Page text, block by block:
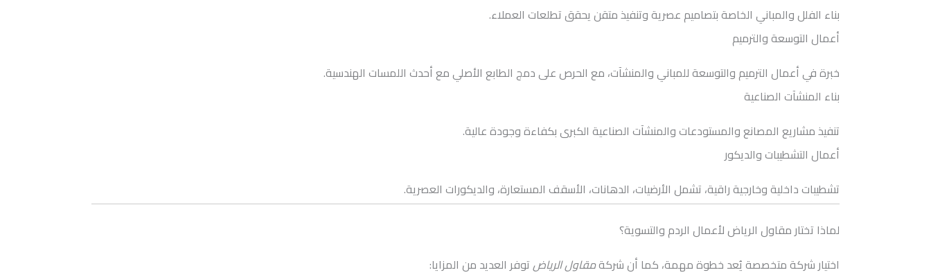
بناء الفلل والمباني الخاصة بتصاميم عصرية وتنفيذ متقن يحقق تطلعات العملاء.
أعمال التوسعة والترميم
خبرة في أعمال الترميم والتوسعة للمباني والمنشآت، مع الحرص على دمج الطابع الأصلي مع أحدث اللمسات الهندسية.
بناء المنشآت الصناعية
تنفيذ مشاريع المصانع والمستودعات والمنشآت الصناعية الكبرى بكفاءة وجودة عالية.
أعمال التشطيبات والديكور
تشطيبات داخلية وخارجية راقية، تشمل الأرضيات، الدهانات، الأسقف المستعارة، والديكورات العصرية.
لماذا تختار مقاول الرياض لأعمال الردم والتسوية؟
اختيار شركة متخصصة يُعد خطوة مهمة، كما أن شركةمقاول الرياضتوفر العديد من المزايا: